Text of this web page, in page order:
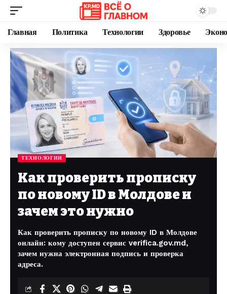
Главная Политика Технологии Здоровье
ТЕХНОЛОГИИ
Как проверить прописку
по новому ID в Молдове и
зачем это нужно
Как проверить прописку по новому ID в Молдове
онлайн: кому доступен сервис verifica.gov.md,
зачем нужна электронная подпись и проверка
адреса.